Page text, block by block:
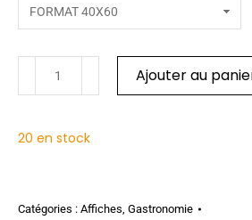
Ajouter au
20 en stock
Catégories : Affiches, Gastronomie